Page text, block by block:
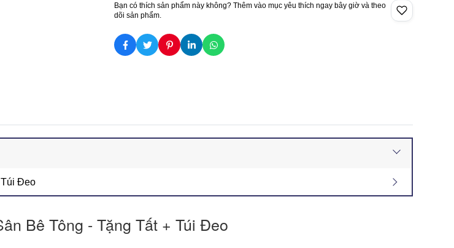
Bạn có thích sản phẩm này không? Thêm vào mục yêu thích ngay bây giờ và theo
dõi sản phẩm.
Túi Đeo
Bê Tông - Tặng Tất + Túi Đeo